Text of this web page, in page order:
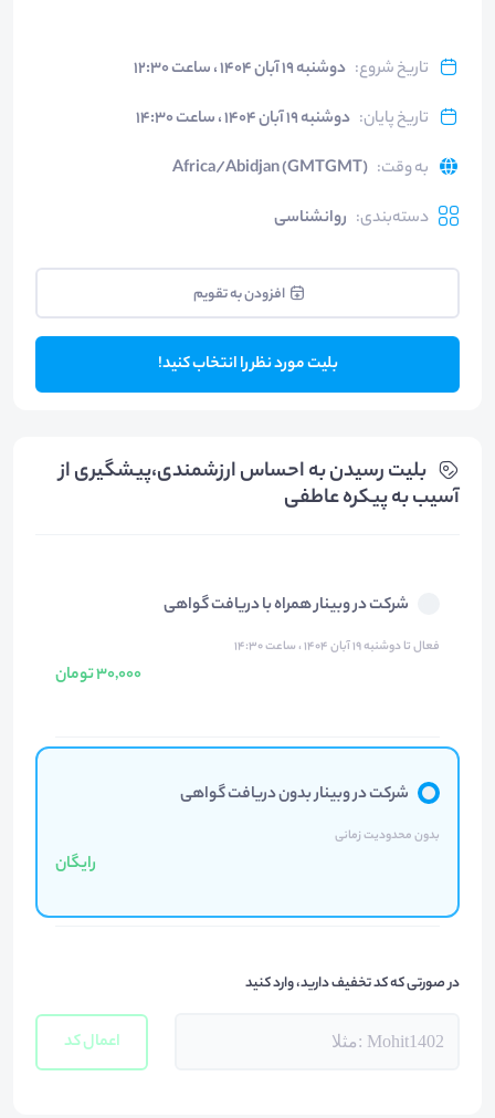
تاریخ شروع: دوشنبه ۱۹ آبان ۱۴۰۴ ، ساعت ۱۲:۳۰
تاریخ پایان: دوشنبه ۱۹ آبان ۱۴۰۴ ، ساعت ۱۴:۳۰
به وقت:
Africa/Abidjan (GMTGMT)
دسته‌بندی: روانشناسی
افزودن به تقویم
بلیت مورد نظر را انتخاب کنید!
بلیت‌ رسیدن به احساس ارزشمندی،پیشگیری از
آسیب به پیکره عاطفی
شرکت در وبینار همراه با دریافت گواهی
فعال تا دوشنبه ۱۹ آبان ۱۴۰۴ ، ساعت ۱۴:۳۰
30,000 تومان
شرکت در وبینار بدون دریافت گواهی
بدون محدودیت زمانی
رایگان
در صورتی که کد تخفیف دارید، وارد کنید
اعمال کد